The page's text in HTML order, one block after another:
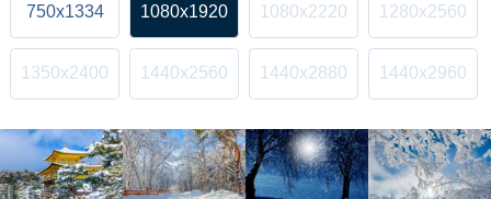
750x1334 1080x1920 1080x2220 1280x2560
1350x2400 1440x2560 1440x2880 1440x2960